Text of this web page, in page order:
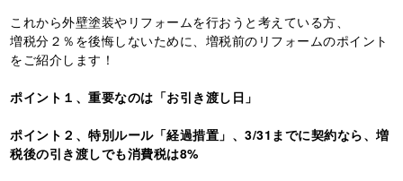
これから外壁塗装やリフォームを行おうと考えている方、
増税分２％を後悔しないために、増税前のリフォームのポイント
をご紹介します！
ポイント１、重要なのは「お引き渡し日」
ポイント２、特別ルール「経過措置」、3/31 までに契約なら、増
税後の引き渡しでも消費税は8%